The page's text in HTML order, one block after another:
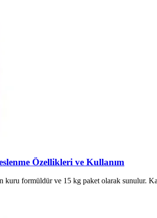
Özellikleri ve Kullanım
kuru formüldür ve 15 kg paket olarak sunulur.